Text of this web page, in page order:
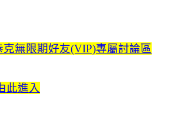
無限期好友(VIP)專屬討論區
此進入